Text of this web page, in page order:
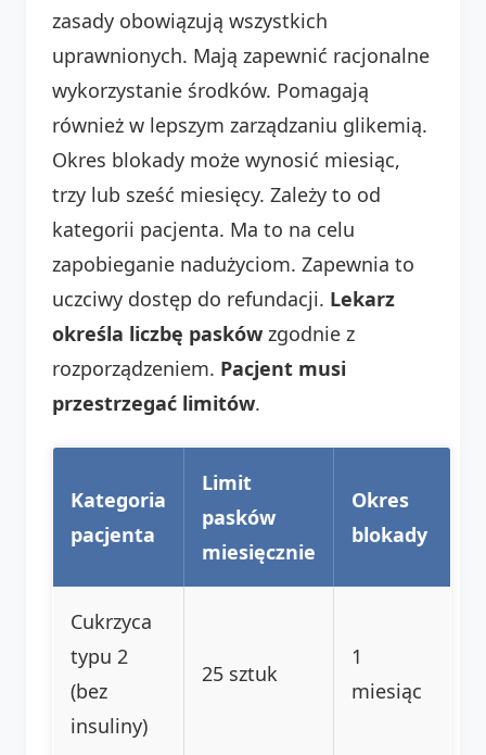
zasady obowiązują wszystkich
uprawnionych. Mają zapewnić racjonalne
wykorzystanie środków. Pomagają
również w lepszym zarządzaniu glikemią.
Okres blokady może wynosić miesiąc,
trzy lub sześć miesięcy. Zależy to od
kategorii pacjenta. Ma to na celu
zapobieganie nadużyciom. Zapewnia to
uczciwy dostęp do refundacji. Lekarz
określa liczbę pasków zgodnie z
rozporządzeniem. Pacjent musi
przestrzegać limitów.
Kategoria
pacjenta
Limit
pasków
miesięcznie
Okres
blokady
Cukrzyca
typu 2
(bez
insuliny)
25 sztuk
1
miesiąc